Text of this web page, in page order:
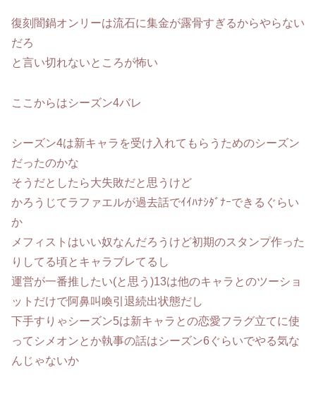
復刻闇鍋オンリーは流石に集金が露骨すぎるからやらない
だろ
と言い切れないところが怖い
ここからはシーズン4バレ
シーズン4は新キャラを受け入れてもらうためのシーズン
だったのかな
そうだとしたら大失敗だと思うけど
かろうじてラファエルが過去話でｲｲﾊﾅｼﾀﾞﾅｰできるぐらい
か
メフィストはいい奴なんだろうけど初期のスタンプ作った
りしてる頃とキャラブレてるし
運営が一番推したい(と思う)13は他のキャラとのツーショ
ットだけで阿鼻叫喚引退続出状態だし
下手すりゃシーズン5は新キャラとの恋愛フラグ立てに使
ってシメオンとか執事の話はシーズン6ぐらいでやる気な
んじゃないか